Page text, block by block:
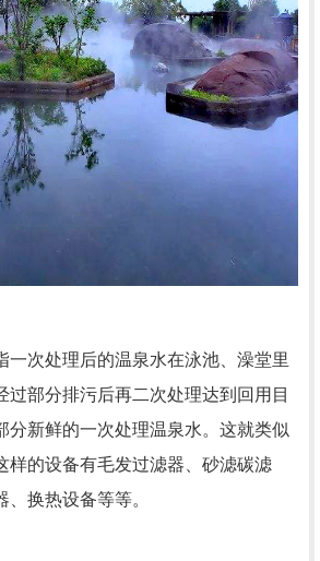
一次处理后的温泉水在泳池、澡堂里
过部分排污后再二次处理达到回用目
分新鲜的一次处理温泉水。这就类似
样的设备有毛发过滤器、砂滤碳滤
换热设备等等。